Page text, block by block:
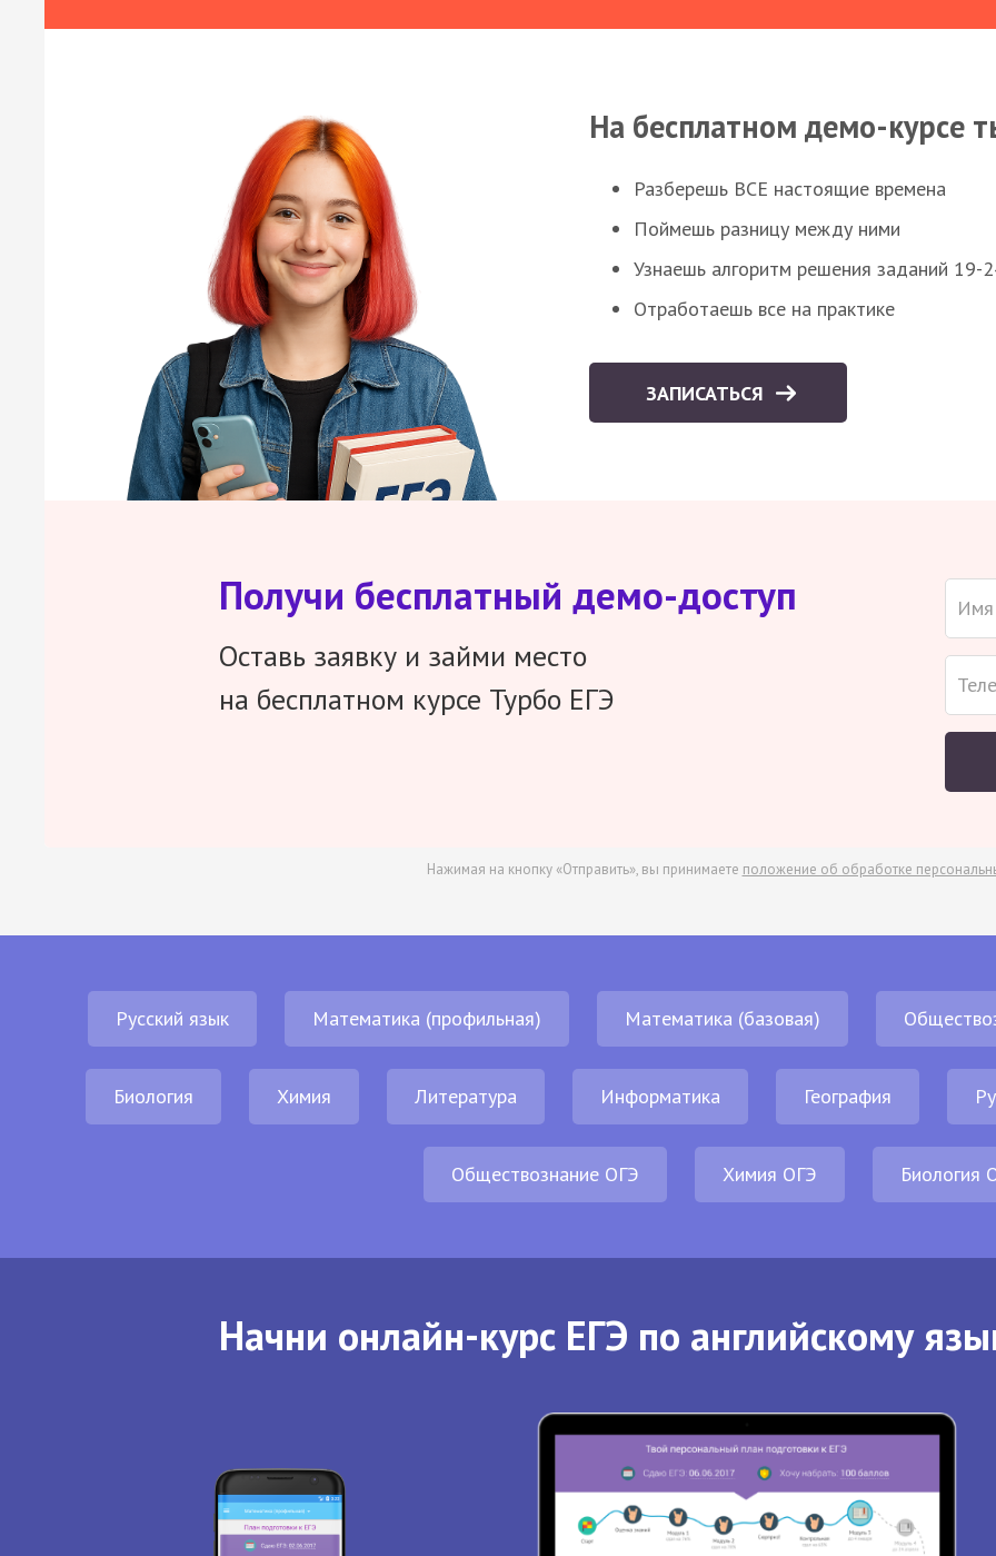
На бесплатном демо-курсе
Разберешь ВСЕ настоящие времена
Поймешь разницу между ними
Узнаешь алгоритм решения заданий 19-
Отработаешь все на практике
ЗАПИСАТЬСЯ
Получи бесплатный демо-доступ
Оставь заявку и займи место
на бесплатном курсе Турбо ЕГЭ
Нажимая на кнопку «Отправить», вы принимаете положение об обработке
Русский язык Математика (профильная) Математика (базовая)
Биология Химия Литература Информатика География
Обществознание ОГЭ Химия ОГЭ Биология
Начни онлайн-курс ЕГЭ по английскому